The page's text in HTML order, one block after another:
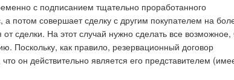
с подписанием тщательно проработанного
а потом совершает сделку с другим покупателем на
сделки. На этот случай нужно сделать все возможное,
Поскольку, как правило, резервационный договор
он действительно является его представителем